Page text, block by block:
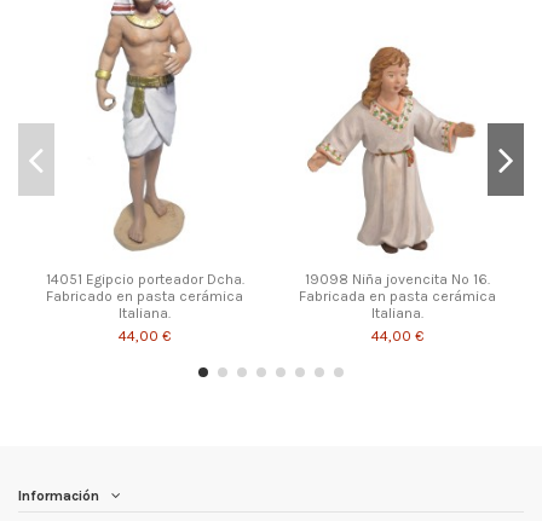
14051 Egipcio porteador Dcha.
Fabricado en pasta cerámica
Italiana.
44,00 €
19098 Niña jovencita Nº 16.
Fabricada en pasta cerámica
Italiana.
44,00 €
Información